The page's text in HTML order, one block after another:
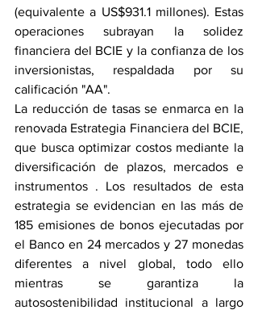
(equivalente a US$931.1 millones). Estas
operaciones subrayan la solidez
financiera del BCIE y la confianza de los
inversionistas, respaldada por su
calificación "AA".
La reducción de tasas se enmarca en la
renovada Estrategia Financiera del BCIE,
que busca optimizar costos mediante la
diversificación de plazos, mercados e
instrumentos . Los resultados de esta
estrategia se evidencian en las más de
185 emisiones de bonos ejecutadas por
el Banco en 24 mercados y 27 monedas
diferentes a nivel global, todo ello
mientras se garantiza la
autosostenibilidad institucional a largo